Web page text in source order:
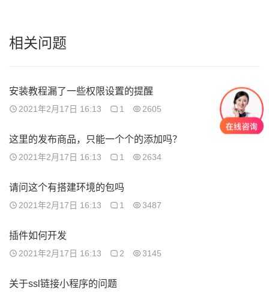
相关问题
安装教程漏了一些权限设置的提醒
2021年2月17日 16:13 1 2605
这里的发布商品，只能一个个的添加吗？
2021年2月17日 16:13 1 2634
请问这个有搭建环境的包吗
2021年2月17日 16:13 1 3487
插件如何开发
2021年2月17日 16:13 2 3145
关于ssl链接小程序的问题